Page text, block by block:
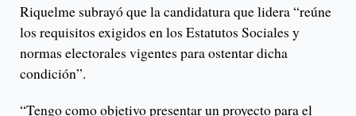
Riquelme subrayó que la candidatura que lidera “reúne
los requisitos exigidos en los Estatutos Sociales y
normas electorales vigentes para ostentar dicha
condición”.
“Tengo como objetivo presentar un proyecto para el